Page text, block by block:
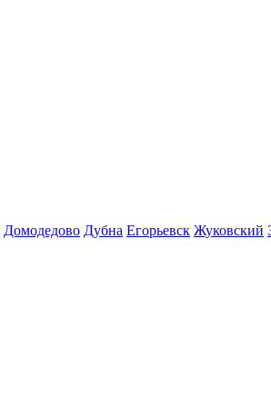
Домодедово Дубна Егорьевск Жуковский